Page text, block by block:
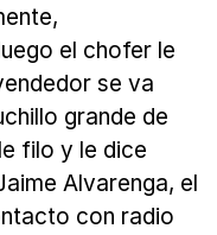
el chofer le
se va
grande de
filo y le dice
Alvarenga, el
con radio